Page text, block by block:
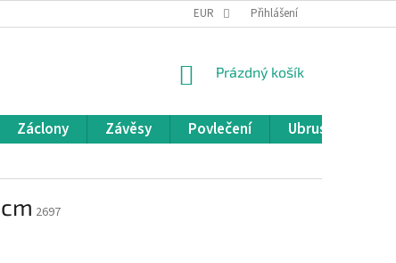
OBCHODNÍ PODMÍNKY
EUR Přihlášení
NÁKUPNÍ
Prázdný košík
Záclony Závěsy Povlečení Ubrusy
2697